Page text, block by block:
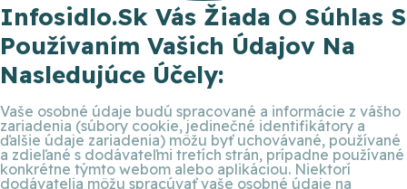
Infosidlo.sk Vás Žiada O Súhlas S
Používaním Vašich Údajov Na
Nasledujúce Účely:
Vaše osobné údaje budú spracované a informácie z vášho
zariadenia (súbory cookie, jedinečné identifikátory a
ďalšie údaje zariadenia) môžu byť uchovávané, používané
a zdieľané s dodávateľmi tretích strán, prípadne používané
konkrétne týmto webom alebo aplikáciou. Niektorí
dodávatelia môžu spracúvať vaše osobné údaje na